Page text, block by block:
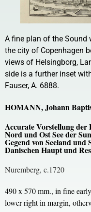
A fine plan of the
the city of Copenhagen
views of Helsingborg,
side is a further inset
Fauser, A. 6888.
HOMANN, Johann
Accurate Vorstellung
Nord und Ost See der
Gegend von Seeland
Danischen Haupt und
Nuremberg, c.1720
490 x 570 mm., in fine
lower right in margin,